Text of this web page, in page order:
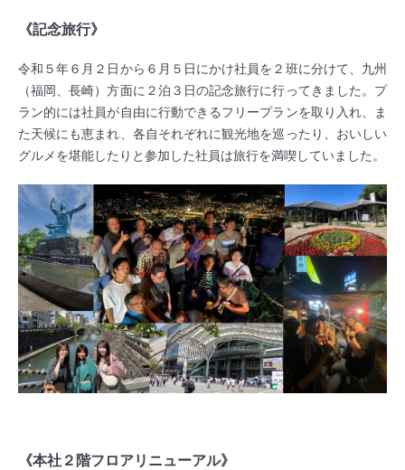
《記念旅行》
令和５年６月２日から６月５日にかけ社員を２班に分けて、九州
（福岡、長崎）方面に２泊３日の記念旅行に行ってきました。プ
ラン的には社員が自由に行動できるフリープランを取り入れ、ま
た天候にも恵まれ、各自それぞれに観光地を巡ったり、おいしい
グルメを堪能したりと参加した社員は旅行を満喫していました。
《本社２階フロアリニューアル》